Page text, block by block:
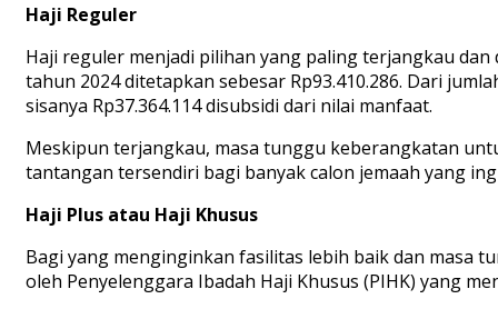
Haji Reguler
Haji reguler menjadi pilihan yang palingterjangkau dan
tahun 2024ditetapkan sebesar Rp93.410.286. Dari
sisanya Rp37.364.114disubsidi dari nilai manfaat.
Meskipun terjangkau, masa tunggu keberangkatan
tantangan tersendiri bagi banyakcalon jemaah yang
Haji Plus atau Haji Khusus
Bagi yang menginginkan fasilitas lebih baikdan masa
oleh Penyelenggara Ibadah Haji Khusus (PIHK) yang